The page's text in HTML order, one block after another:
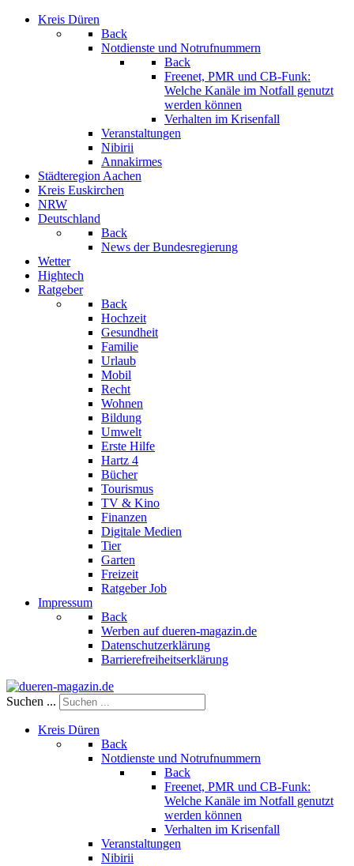
Kreis Düren
Back
Notdienste und Notrufnummern
Back
Freenet, PMR und CB-Funk:
Welche Kanäle im Notfall genutzt
werden können
Verhalten im Krisenfall
Veranstaltungen
Nibirii
Annakirmes
Städteregion Aachen
Kreis Euskirchen
NRW
Deutschland
Back
News der Bundesregierung
Wetter
Hightech
Ratgeber
Back
Hochzeit
Gesundheit
Familie
Urlaub
Mobil
Recht
Wohnen
Bildung
Umwelt
Erste Hilfe
Hartz 4
Bücher
Tourismus
TV & Kino
Finanzen
Digitale Medien
Tier
Garten
Freizeit
Ratgeber Job
Impressum
Back
Werben auf dueren-magazin.de
Datenschutzerklärung
Barrierefreiheitserklärung
Suchen ...
Kreis Düren
Back
Notdienste und Notrufnummern
Back
Freenet, PMR und CB-Funk:
Welche Kanäle im Notfall genutzt
werden können
Verhalten im Krisenfall
Veranstaltungen
Nibirii